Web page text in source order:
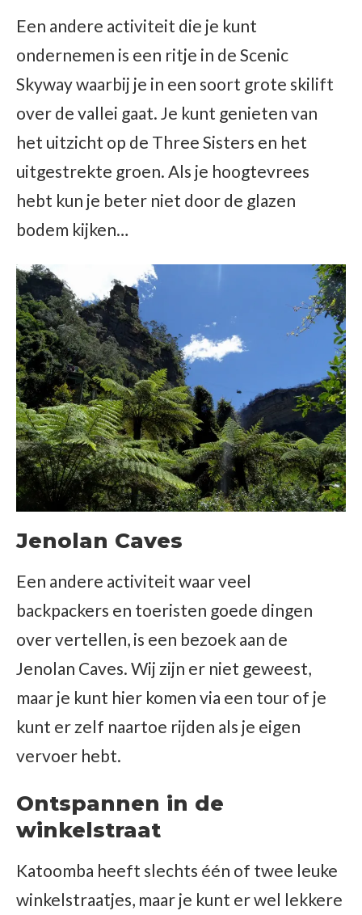
Een andere activiteit die je kunt
ondernemen is een ritje in de Scenic
Skyway waarbij je in een soort grote skilift
over de vallei gaat. Je kunt genieten van
het uitzicht op de Three Sisters en het
uitgestrekte groen. Als je hoogtevrees
hebt kun je beter niet door de glazen
bodem kijken…
Jenolan Caves
Een andere activiteit waar veel
backpackers en toeristen goede dingen
over vertellen, is een bezoek aan de
Jenolan Caves. Wij zijn er niet geweest,
maar je kunt hier komen via een tour of je
kunt er zelf naartoe rijden als je eigen
vervoer hebt.
Ontspannen in de
winkelstraat
Katoomba heeft slechts één of twee leuke
winkelstraatjes, maar je kunt er wel lekkere